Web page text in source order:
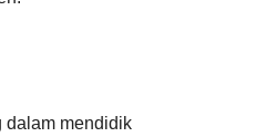
dalam mendidik